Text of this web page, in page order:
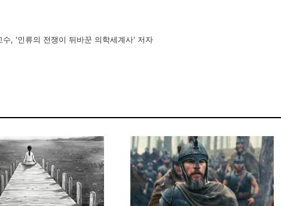
, '인류의 전쟁이 뒤바꾼 의학세계사' 저자